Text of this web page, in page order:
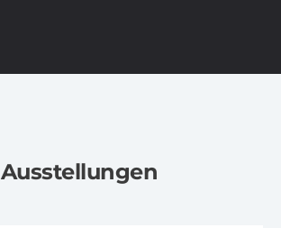
Ausstellungen